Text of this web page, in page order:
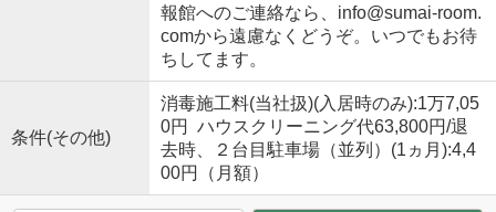
報館へのご連絡なら、info@sumai-room.
comから遠慮なくどうぞ。いつでもお待
ちしてます。
条件(その他)
消毒施工料(当社扱)(入居時のみ):1万7,05
0円 ハウスクリーニング代63,800円/退
去時、２台目駐車場（並列）(1ヵ月):4,4
00円（月額）